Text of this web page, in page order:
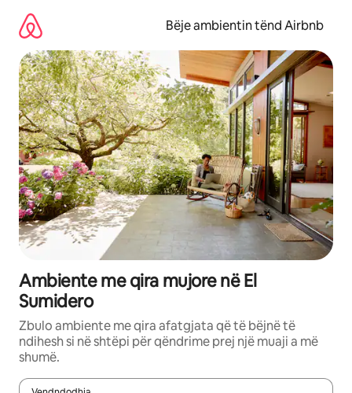
përmbajtja
Bëje ambientin tënd Airbnb
Ambiente me qira mujore në El
Sumidero
Zbulo ambiente me qira afatgjata që të bëjnë të
ndihesh si në shtëpi për qëndrime prej një muaji a më
shumë.